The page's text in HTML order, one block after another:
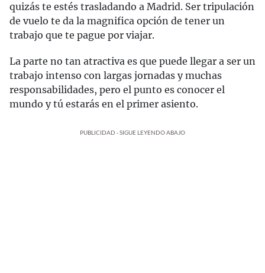
quizás te estés trasladando a Madrid. Ser tripulación
de vuelo te da la magnifica opción de tener un
trabajo que te pague por viajar.
La parte no tan atractiva es que puede llegar a ser un
trabajo intenso con largas jornadas y muchas
responsabilidades, pero el punto es conocer el
mundo y tú estarás en el primer asiento.
PUBLICIDAD - SIGUE LEYENDO ABAJO